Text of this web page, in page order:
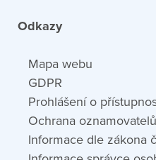
Odkazy
Mapa webu
GDPR
Prohlášení o
Ochrana oznamovatelů
Informace dle zákona